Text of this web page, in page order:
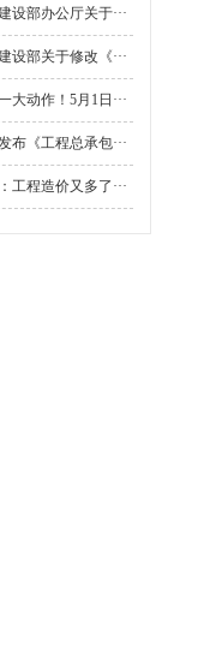
设部办公厅关于···
设部关于修改《···
大动作！5月1日···
布《工程总承包···
工程造价又多了···